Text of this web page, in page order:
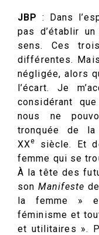
JBP : Dans
pas d’établir un
sens. Ces
différentes.
négligée, alors
l’écart. Je
considérant
nous ne
tronquée de
XXe siècle. Et
femme qui se
À la tête des
sonManifeste
la femme »
féminisme et
et utilitaires ».